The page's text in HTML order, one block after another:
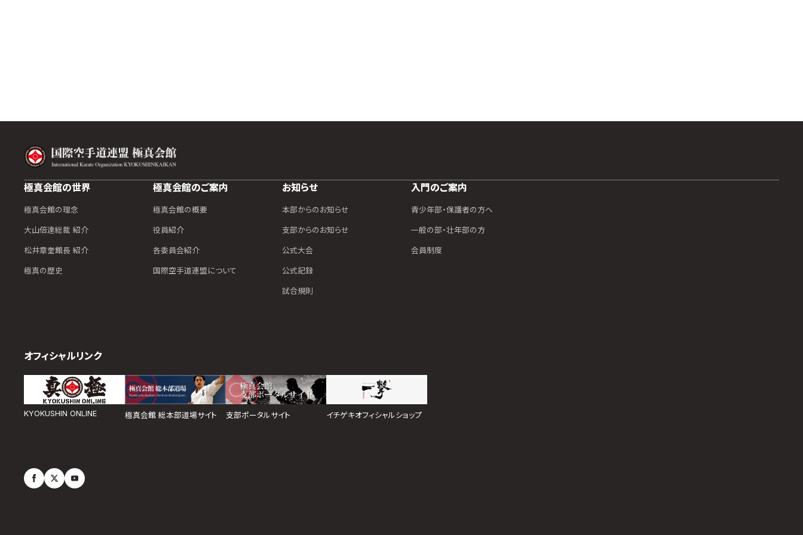
極真会館の世界
極真会館の理念
大山倍達総裁 紹介
松井章奎館長 紹介
極真の歴史
極真会館のご案内
極真会館の概要
役員紹介
各委員会紹介
国際空手道連盟について
お知らせ
本部からのお知らせ
支部からのお知らせ
公式大会
公式記録
試合規則
入門のご案内
青少年部・保護者の方へ
一般の部・壮年部の方
会員制度
オフィシャルリンク
KYOKUSHIN ONLINE 極真会館 総本部道場サイト 支部ポータルサイト イチゲキオフィシャルショップ